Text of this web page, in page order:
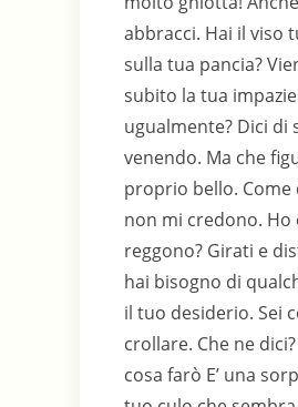
abbracci. Hai il viso
sulla tua pancia?
subito la tua
ugualmente? Dici di
venendo. Ma che
proprio bello. Come
non mi credono. Ho
reggono? Girati e
hai bisogno di
il tuo desiderio. Sei
crollare. Che ne
cosa farò E’ una